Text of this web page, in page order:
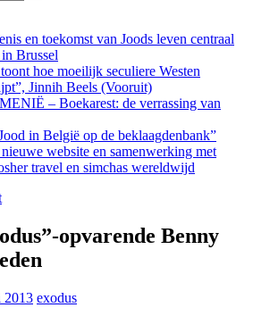
en toekomst van Joods leven centraal
Brussel
hoe moeilijk seculiere Westen
Jinnih Beels (Vooruit)
– Boekarest: de verrassing van
in België op de beklaagdenbank”
website en samenwerking met
travel en simchas wereldwijd
opvarende Benny
2013 exodus